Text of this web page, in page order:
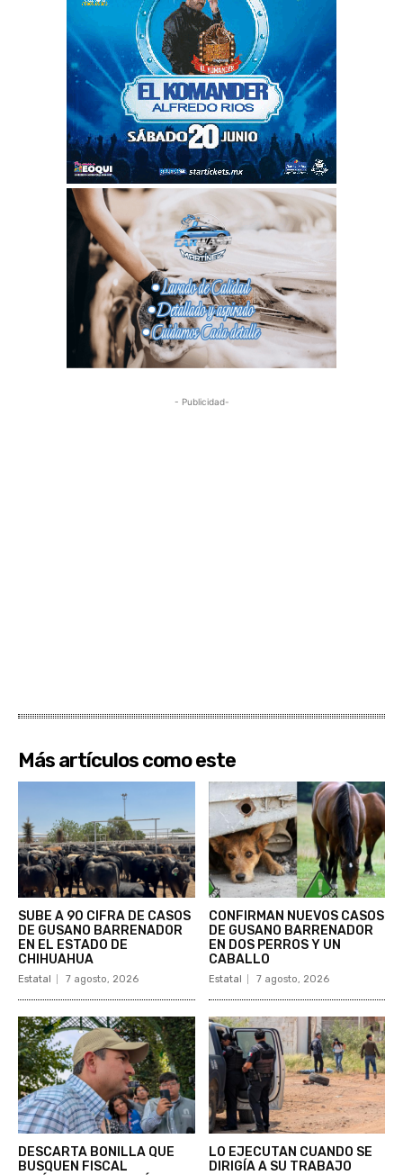
- Publicidad-
Más artículos como este
SUBE A 90 CIFRA DE CASOS
DE GUSANO BARRENADOR
EN EL ESTADO DE
CHIHUAHUA
Estatal 7 agosto, 2026
CONFIRMAN NUEVOS CASOS
DE GUSANO BARRENADOR
EN DOS PERROS Y UN
CABALLO
Estatal 7 agosto, 2026
DESCARTA BONILLA QUE
BUSQUEN FISCAL
LO EJECUTAN CUANDO SE
DIRIGÍA A SU TRABAJO